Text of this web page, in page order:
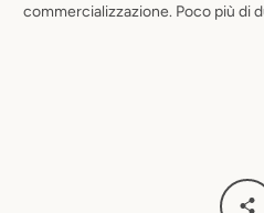
commercializzazione. Poco più di